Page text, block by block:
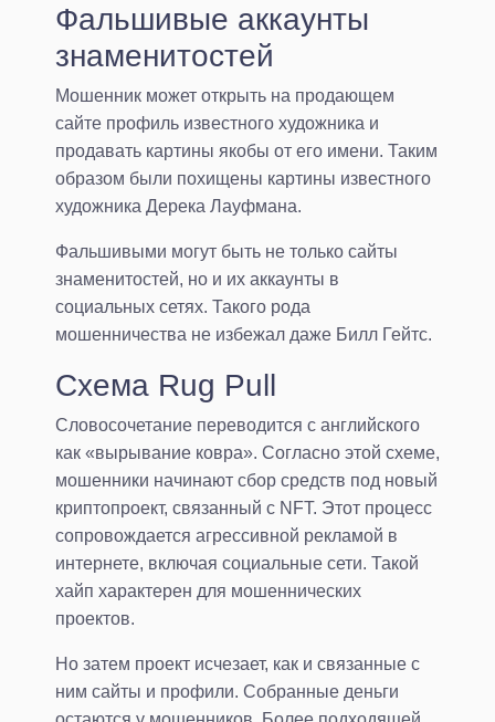
Фальшивые аккаунты
знаменитостей
Мошенник может открыть на продающем
сайте профиль известного художника и
продавать картины якобы от его имени. Таким
образом были похищены картины известного
художника Дерека Лауфмана.
Фальшивыми могут быть не только сайты
знаменитостей, но и их аккаунты в
социальных сетях. Такого рода
мошенничества не избежал даже Билл Гейтс.
Схема Rug Pull
Словосочетание переводится с английского
как «вырывание ковра». Согласно этой схеме,
мошенники начинают сбор средств под новый
криптопроект, связанный с NFT. Этот процесс
сопровождается агрессивной рекламой в
интернете, включая социальные сети. Такой
хайп характерен для мошеннических
проектов.
Но затем проект исчезает, как и связанные с
ним сайты и профили. Собранные деньги
остаются у мошенников. Более подходящей